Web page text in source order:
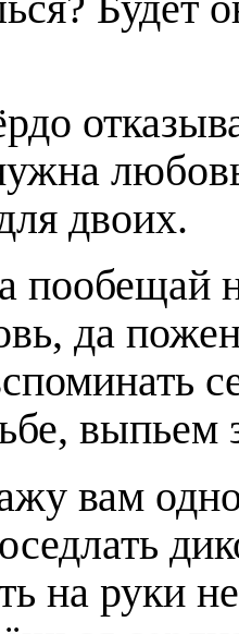
двоих.
пообещай
да
выпьем
вам
на руки